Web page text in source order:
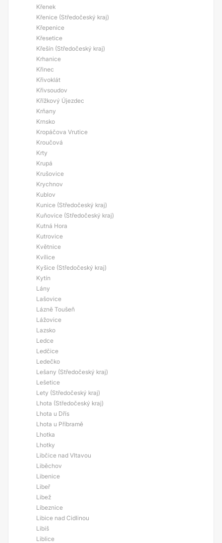
Křenek
Křenice (Středočeský kraj)
Křepenice
Křesetice
Křešín (Středočeský kraj)
Krhanice
Křinec
Křivoklát
Křivsoudov
Křížkový Újezdec
Krňany
Krnsko
Kropáčova Vrutice
Kroučová
Krty
Krupá
Krušovice
Krychnov
Kublov
Kunice (Středočeský kraj)
Kuňovice (Středočeský kraj)
Kutná Hora
Kutrovice
Květnice
Kvílice
Kyšice (Středočeský kraj)
Kytín
Lány
Lašovice
Lázně Toušeň
Lážovice
Lazsko
Ledce
Ledčice
Ledečko
Lešany (Středočeský kraj)
Lešetice
Lety (Středočeský kraj)
Lhota (Středočeský kraj)
Lhota u Dřís
Lhota u Příbramě
Lhotka
Lhotky
Libčice nad Vltavou
Liběchov
Libenice
Libeř
Libež
Líbeznice
Libice nad Cidlinou
Libiš
Liblice